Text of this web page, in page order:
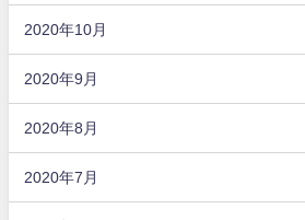
2020年10月
2020年9月
2020年8月
2020年7月